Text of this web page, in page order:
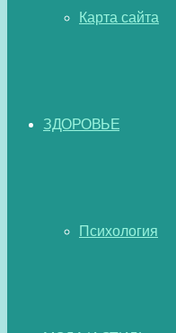
Карта сайта
ЗДОРОВЬЕ
Психология